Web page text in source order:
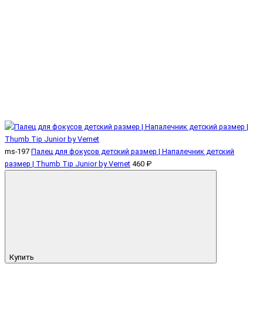
ms-197 Палец для фокусов детский размер | Напалечник детский
размер | Thumb Tip Junior by Vernet 460 ₽
Купить